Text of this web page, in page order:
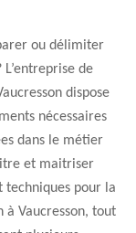
ou délimiter
de
dispose
nécessaires
dans le métier
et maitriser
techniques pour la
à Vaucresson, tout